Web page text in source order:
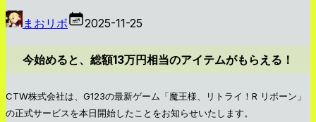
まおリボ 2025-11-25
今始めると、総額13万円相当のアイテムがもらえる！
CTW株式会社は、G123の最新ゲーム「魔王様、リトライ！R リボーン」
の正式サービスを本日開始したことをお知らせいたします。